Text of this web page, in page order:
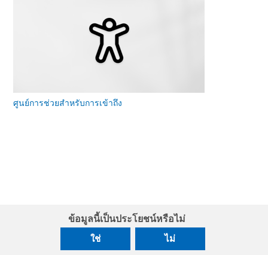
ศูนย์การช่วยสําหรับการเข้าถึง
ข้อมูลนี้เป็นประโยชน์หรือไม่
ใช่ ไม่